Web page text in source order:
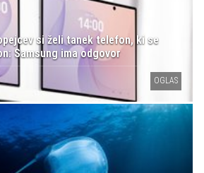
si želi tanek telefon, ki se
Samsung ima odgovor
OGLAS